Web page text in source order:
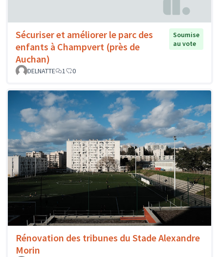
Sécuriser et améliorer le parc des
enfants à Champvert (près de
Auchan)
Soumise
au vote
DELNATTE 1 0
Rénovation des tribunes du Stade Alexandre
Morin